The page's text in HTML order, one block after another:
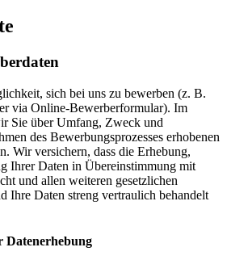
sich bei uns zu bewerben (z. B.
via Online-Bewerberformular). Im
Sie über Umfang, Zweck und
des Bewerbungsprozesses erhobenen
Wir versichern, dass die Erhebung,
Ihrer Daten in Übereinstimmung mit
und allen weiteren gesetzlichen
Ihre Daten streng vertraulich behandelt
Datenerhebung